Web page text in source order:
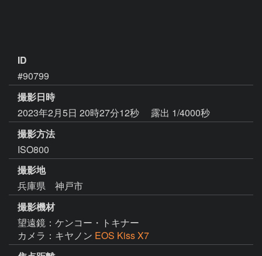
ID
#90799
撮影日時
2023年2月5日 20時27分12秒
露出 1/4000秒
撮影方法
ISO800
撮影地
兵庫県 神戸市
撮影機材
望遠鏡：ケンコー・トキナー
カメラ：キヤノン EOS Kiss X7